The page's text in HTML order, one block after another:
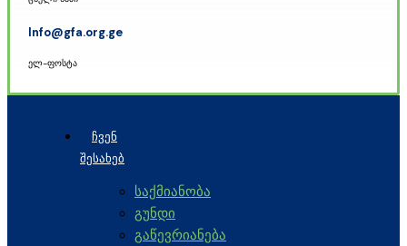
Info@gfa.org.ge
ელ-ფოსტა
ᲩᲕᲔᲜ
ᲨᲔᲡᲐᲮᲔᲑ
საქმიანობა
გუნდი
გაწევრიანება